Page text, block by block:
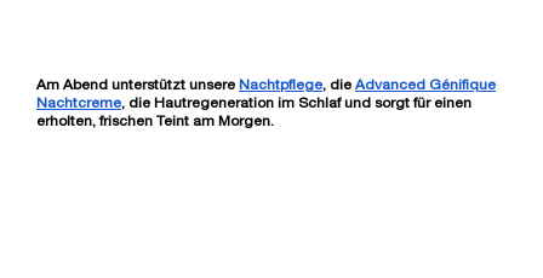
LOADING ...
Am Abend unterstützt unsere Nachtpflege, die Advanced Génifique
Nachtcreme, die Hautregeneration im Schlaf und sorgt für einen
erholten, frischen Teint am Morgen.